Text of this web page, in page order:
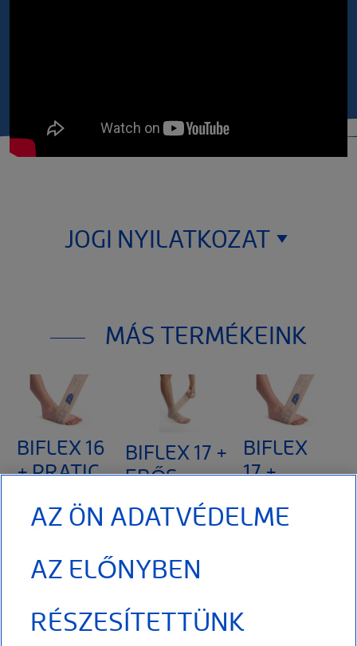
JOGI NYILATKOZAT
Perret
France
eszköz CE-jelöléssel rendelkezik az Európai Tanács
orvostechnikai eszközökről és kiegészítőikről szóló
93/42/EGK irányelve szerint. Kérjük, figyelmesen olvassa el
a termék használati utasítását.
MÁS TERMÉKEINK
BIFLEX 16
+ PRATIC
Jelöléssel ellátott,
rugalmas fásli
Felhelyezése
egyszerű (a
BIFLEX 17 +
ERŐS
Hosszú
felhelyezést segítő
irányban rugalmas
BIFLEX
17 +
talpallóval.
Felhelyezése
AZ ÖN ADATVÉDELME
AZ ELŐNYBEN
RÉSZESÍTETTÜNK